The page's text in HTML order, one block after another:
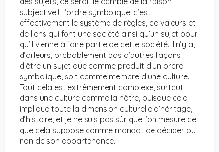
subjective ! L’ordre symbolique, c’est
effectivement le système de règles, de valeurs et
de liens qui font une société ainsi qu’un sujet pour
qu’il vienne à faire partie de cette société. Il n’y a,
d’ailleurs, probablement pas d’autres façons
d’être un sujet que comme produit d’un ordre
symbolique, soit comme membre d’une culture.
Tout cela est extrêmement complexe, surtout
dans une culture comme la nôtre, puisque cela
implique toute la dimension culturelle d’héritage,
d’histoire, et je ne suis pas sûr que l’on mesure ce
que cela suppose comme mandat de décider ou
non de son appartenance.